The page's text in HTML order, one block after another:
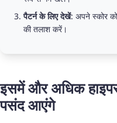
पैटर्न के लिए देखें: अपने स्कोर
की तलाश करें।
इसमें और अधिक
पसंद आएंगे